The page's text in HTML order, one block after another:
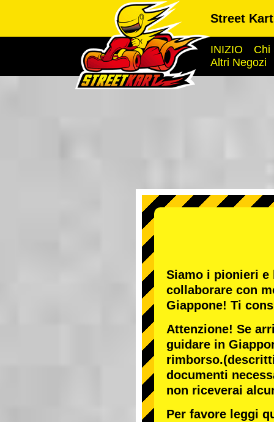
Street
INIZIO
Chi
Altri Negozi
Siamo i pionieri e
collaborare con
Giappone! Ti
Attenzione! Se
guidare in
rimborso.
documenti
non riceverai
Per favore leggi